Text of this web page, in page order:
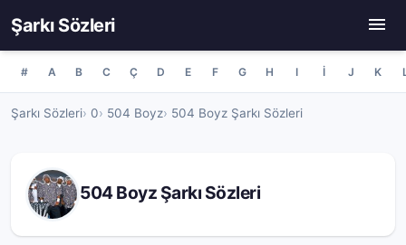
Şarkı Sözleri
# A B C Ç D E F G H I İ J K
Şarkı Sözleri 0 504 Boyz 504 Boyz Şarkı Sözleri
504 Boyz Şarkı Sözleri